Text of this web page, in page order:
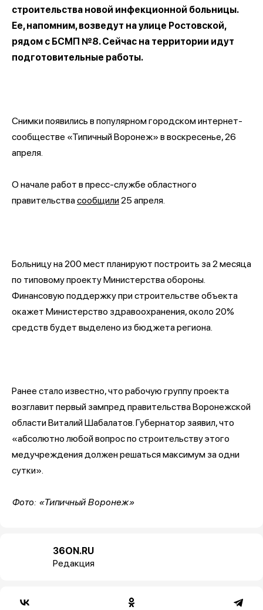
строительства новой инфекционной больницы.
Ее, напомним, возведут на улице Ростовской,
рядом с БСМП №8. Сейчас на территории идут
подготовительные работы.
Снимки появились в популярном городском интернет-
сообществе «Типичный Воронеж» в воскресенье, 26
апреля.
О начале работ в пресс-службе областного
правительствасообщили25 апреля.
Больницу на 200 мест планируют построить за 2 месяца
по типовому проекту Министерства обороны.
Финансовую поддержку при строительстве объекта
окажет Министерство здравоохранения, около 20%
средств будет выделено из бюджета региона.
Ранее стало известно, что рабочую группу проекта
возглавит первый зампред правительства Воронежской
области Виталий Шабалатов. Губернатор заявил, что
«абсолютно любой вопрос по строительству этого
медучреждения должен решаться максимум за одни
сутки».
Фото: «Типичный Воронеж»
36ON.RU
Редакция